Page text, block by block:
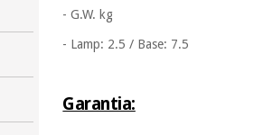
- G.W. kg
- Lamp: 2.5 / Base: 7.5
Garantia: